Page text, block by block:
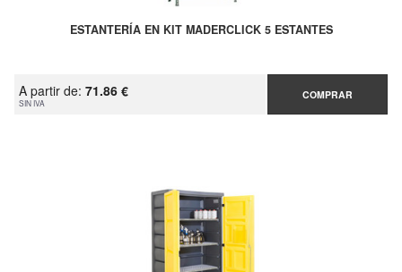
ESTANTERÍA EN KIT MADERCLICK 5 ESTANTES
A partir de: 71.86 €
SIN IVA
COMPRAR